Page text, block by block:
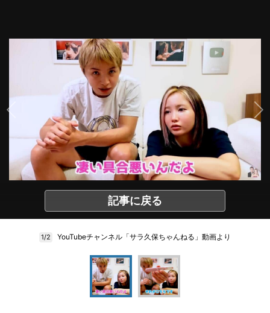
記事に戻る
1/2 YouTubeチャンネル「サラ久保ちゃんねる」動画より